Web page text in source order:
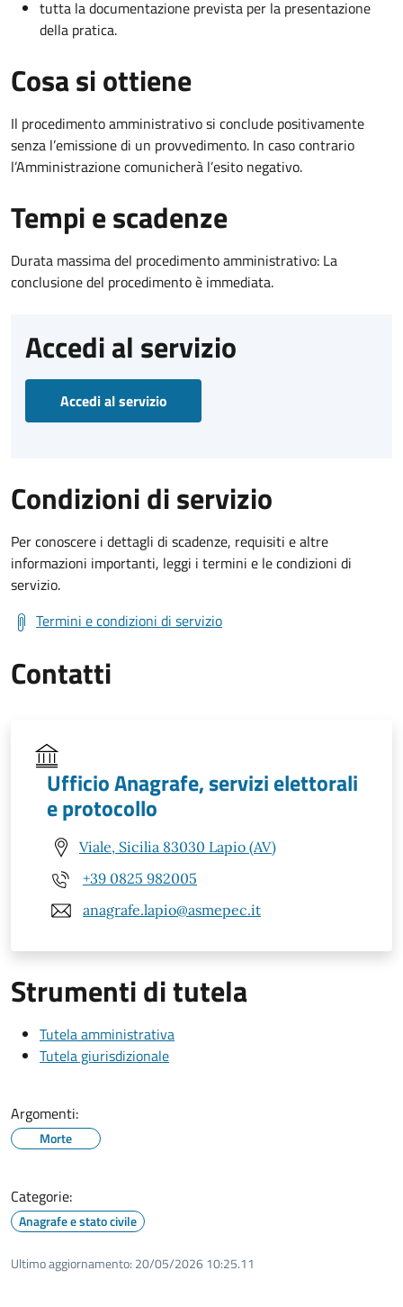
tutta la documentazione prevista per la presentazione
della pratica.
Cosa si ottiene
Il procedimento amministrativo si conclude positivamente
senza l’emissione di un provvedimento. In caso contrario
l’Amministrazione comunicherà l’esito negativo.
Tempi e scadenze
Durata massima del procedimento amministrativo: La
conclusione del procedimento è immediata.
Accedi al servizio
Accedi al servizio
Condizioni di servizio
Per conoscere i dettagli di scadenze, requisiti e altre
informazioni importanti, leggi i termini e le condizioni di
servizio.
Termini e condizioni di servizio
Contatti
Ufficio Anagrafe, servizi elettorali
e protocollo
Viale, Sicilia 83030 Lapio (AV)
+39 0825 982005
anagrafe.lapio@asmepec.it
Strumenti di tutela
Tutela amministrativa
Tutela giurisdizionale
Argomenti:
Morte
Categorie:
Anagrafe e stato civile
Ultimo aggiornamento: 20/05/2026 10:25.11